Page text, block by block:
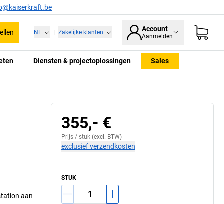
NL Zakelijke klanten Account
Aanmelden
Diensten & projectoplossingen Sales
aan
355,- €
Prijs / stuk (excl. BTW)
exclusief verzendkosten
STUK